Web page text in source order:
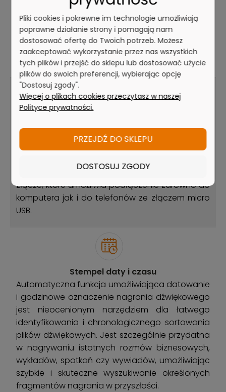
Funkcja ta daje możliwość podłączenia
dyktafonu np. do power banka i wydłużenia
czasu nagrywania do 188h. Dzięki temu możem
uzyskać czas pracy nawet 20 dni przy założeniu
8 godzin zapisu na dobę.
złącze (USB / micro USB) OTG
Obudowa tego dyskretnego dyktafonu
urządzeniu zastosowano wysuwane podwójne
złącze, które umożliwia podłączenie zarówno do
komputera jak i do telefonów ze złączem micro
USB.
Stempel daty i czasu
Automatyczna funkcja umożliwiająca datowanie
i godzinowe oznaczenie nagrania dźwiękowego
jest nieocenionym narzędziem dla łatwego
identyfikowania i chronologicznego sortowania
plików dźwiękowych. Jest szczególnie przydatna
w nagrywaniu istotnych rozmów biznesowych,
wykładów, spotkań czy wywiadów, umożliwiając
szybkie i skuteczne wyszukiwanie określonych
fragmentów nagrania w przyszłości.
Pliki cookies i pokrewne im technologie umożliwiają
poprawne działanie strony i pomagają nam
dostosować ofertę do Twoich potrzeb. Możesz
zaakceptować wykorzystanie przez nas wszystkich
tych plików i przejść do sklepu lub dostosować użycie
plików do swoich preferencji, wybierając opcję
"Dostosuj zgody".
Więcej o plikach cookies przeczytasz w naszej
Polityce prywatności.
PRZEJDŹ DO SKLEPU
DOSTOSUJ ZGODY